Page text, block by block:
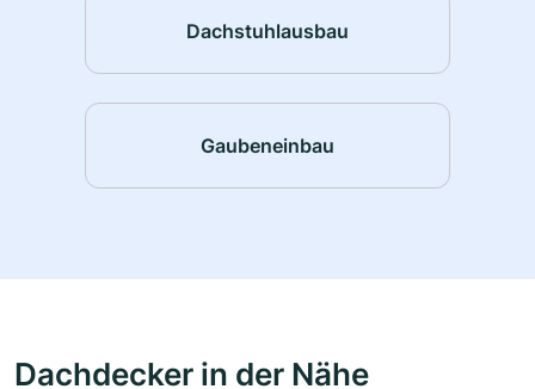
Dachstuhlausbau
Gaubeneinbau
Dachdecker in der Nähe